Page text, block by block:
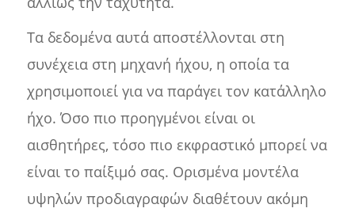
Τα δεδομένα αυτά αποστέλλονται στη
συνέχεια στη μηχανή ήχου, η οποία τα
χρησιμοποιεί για να παράγει τον κατάλληλο
ήχο. Όσο πιο προηγμένοι είναι οι
αισθητήρες, τόσο πιο εκφραστικό μπορεί να
είναι το παίξιμό σας. Ορισμένα μοντέλα
υψηλών προδιαγραφών διαθέτουν ακόμη